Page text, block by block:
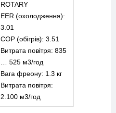
ROTARY
EER (охолодження):
3.01
COP (обігрів): 3.51
Витрата повітря: 835
… 525 м3/год
Вага фреону: 1.3 кг
Витрата повітря:
2.100 м3/год